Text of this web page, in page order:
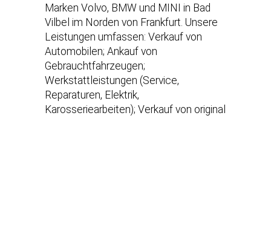
Marken Volvo, BMW und MINI in Bad
Vilbel im Norden von Frankfurt. Unsere
Leistungen umfassen: Verkauf von
Automobilen; Ankauf von
Gebrauchtfahrzeugen;
Werkstattleistungen (Service,
Reparaturen, Elektrik,
Karosseriearbeiten); Verkauf von original